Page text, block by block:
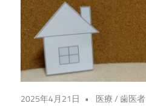
2025年4月21日 医療/歯医者